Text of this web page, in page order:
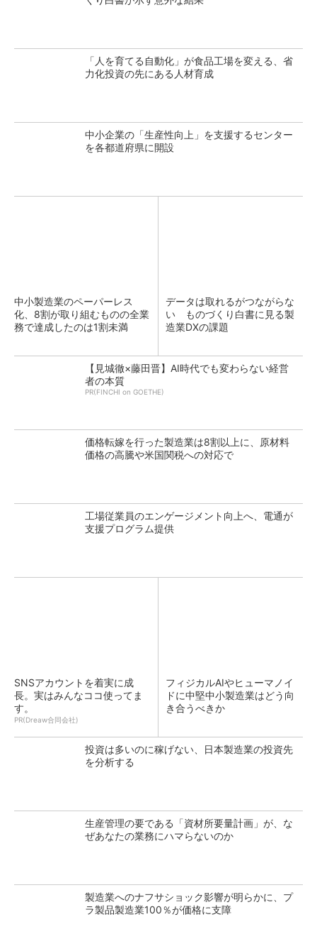
「人を育てる自動化」が食品工場を変える、省
力化投資の先にある人材育成
中小企業の「生産性向上」を支援するセンター
を各都道府県に開設
中小製造業のペーパーレス
化、8割が取り組むものの全業
務で達成したのは1割未満
データは取れるがつながらな
い ものづくり白書に見る製
造業DXの課題
【見城徹×藤田晋】AI時代でも変わらない経営
者の本質
PR(FINCHI on GOETHE)
価格転嫁を行った製造業は8割以上に、原材料
価格の高騰や米国関税への対応で
工場従業員のエンゲージメント向上へ、電通が
支援プログラム提供
SNSアカウントを着実に成
長。実はみんなココ使ってま
す。
PR(Dreaw合同会社)
フィジカルAIやヒューマノイ
ドに中堅中小製造業はどう向
き合うべきか
投資は多いのに稼げない、日本製造業の投資先
を分析する
生産管理の要である「資材所要量計画」が、な
ぜあなたの業務にハマらないのか
製造業へのナフサショック影響が明らかに、プ
ラ製品製造業100％が価格に支障